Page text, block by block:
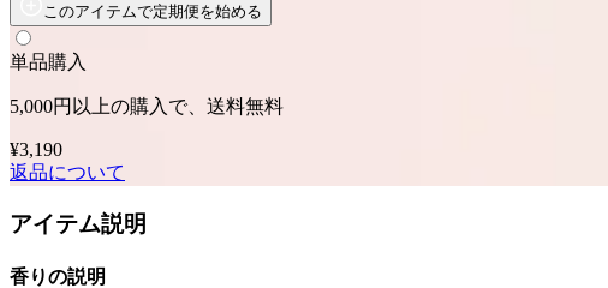
このアイテムで定期便を始める
単品購入
5,000円以上の購入で、送料無料
¥3,190
返品について
アイテム説明
香りの説明